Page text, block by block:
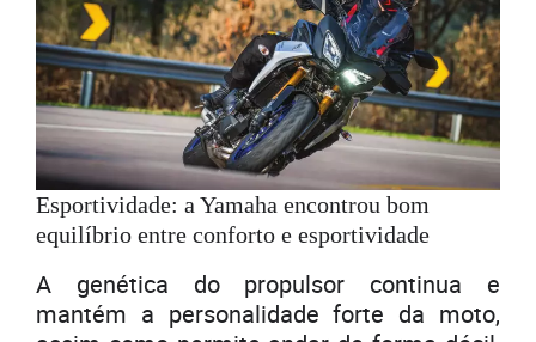
Esportividade: a Yamaha encontrou bom
equilíbrio entre conforto e esportividade
A genética do propulsor continua e
mantém a personalidade forte da moto,